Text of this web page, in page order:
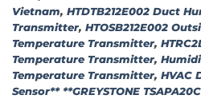
Vietnam, HTDTB212E002 Duct
Transmitter, HTOSB212E002
Temperature Transmitter,
Temperature Transmitter,
Temperature Transmitter, HVAC
Sensor** **GREYSTONE